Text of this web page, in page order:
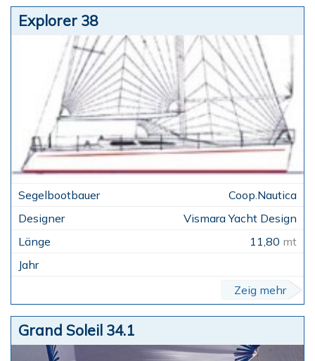
Explorer 38
Coop.Nautica
Vismara Yacht Design
11,80 mt
Zeig mehr
Grand Soleil 34.1